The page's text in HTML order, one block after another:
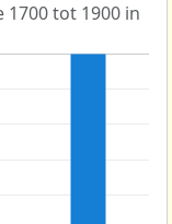
tot 1900 in